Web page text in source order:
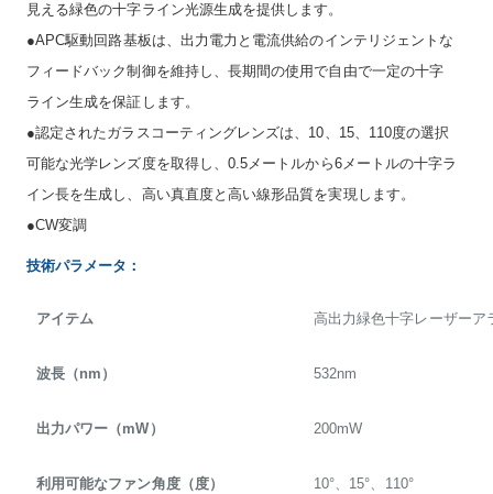
見える緑色の十字ライン光源生成を提供します。
●APC駆動回路基板は、出力電力と電流供給のインテリジェントな
フィードバック制御を維持し、長期間の使用で自由で一定の十字
ライン生成を保証します。
●認定されたガラスコーティングレンズは、10、15、110度の選択
可能な光学レンズ度を取得し、0.5メートルから6メートルの十字ラ
イン長を生成し、高い真直度と高い線形品質を実現します。
●CW変調
技術パラメータ：
アイテム 高出力緑色十字レーザーア
波長（nm） 532nm
出力パワー（mW） 200mW
利用可能なファン角度（度） 10°、15°、110°